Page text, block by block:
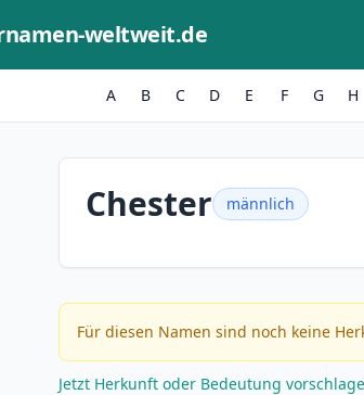
weltweit.de
A B C D E F G H
Chester männlich
Für diesen Namen sind noch keine
Jetzt Herkunft oder Bedeutung